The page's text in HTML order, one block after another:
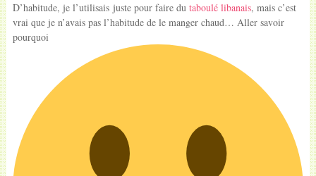
D’habitude, je l’utilisais juste pour faire du taboulé libanais, mais c’est
vrai que je n’avais pas l’habitude de le manger chaud… Aller savoir
pourquoi